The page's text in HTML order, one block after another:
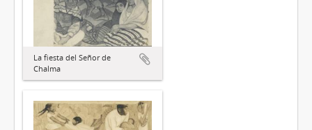
La fiesta del Señor de
Chalma